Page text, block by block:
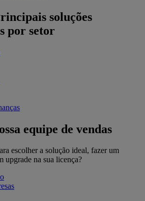
soluções
por setor
equipe de vendas
escolher a solução ideal, fazer um
upgrade na sua licença?